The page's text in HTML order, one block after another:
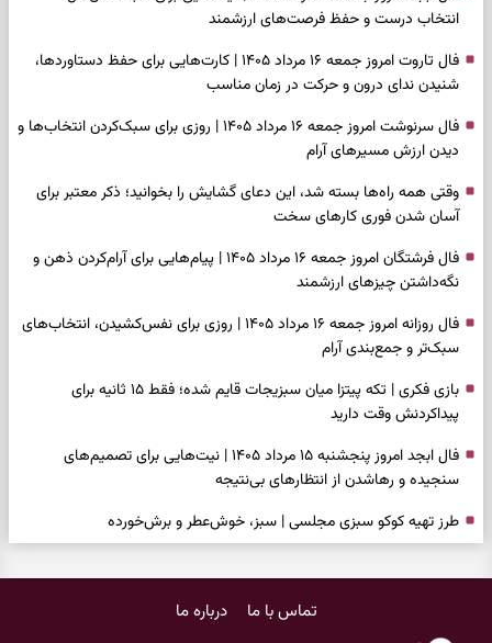
انتخاب درست و حفظ فرصت‌های ارزشمند
فال تاروت امروز جمعه ۱۶ مرداد ۱۴۰۵ | کارت‌هایی برای حفظ دستاوردها،
شنیدن ندای درون و حرکت در زمان مناسب
فال سرنوشت امروز جمعه ۱۶ مرداد ۱۴۰۵ | روزی برای سبک‌کردن انتخاب‌ها و
دیدن ارزش مسیرهای آرام
وقتی همه راه‌ها بسته شد، این دعای گشایش را بخوانید؛ ذکر معتبر برای
آسان شدن فوری کارهای سخت
فال فرشتگان امروز جمعه ۱۶ مرداد ۱۴۰۵ | پیام‌هایی برای آرام‌کردن ذهن و
نگه‌داشتن چیزهای ارزشمند
فال روزانه امروز جمعه ۱۶ مرداد ۱۴۰۵ | روزی برای نفس‌کشیدن، انتخاب‌های
سبک‌تر و جمع‌بندی آرام
بازی فکری | تکه پیتزا میان سبزیجات قایم شده؛ فقط ۱۵ ثانیه برای
پیداکردنش وقت دارید
فال ابجد امروز پنجشنبه ۱۵ مرداد ۱۴۰۵ | نیت‌هایی برای تصمیم‌های
سنجیده و رهاشدن از انتظارهای بی‌نتیجه
طرز تهیه کوکو سبزی مجلسی | سبز، خوش‌عطر و برش‌خورده
تماس با ما درباره ما